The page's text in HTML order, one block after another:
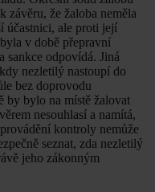
závěru, že žaloba neměla
účastnici, ale proti její
v době přepravní
sankce odpovídá. Jiná
nezletilý nastoupí do
bez doprovodu
by bylo na místě žalovat
nesouhlasí a namítá,
kontroly nemůže
seznat, zda nezletilý
jeho zákonným